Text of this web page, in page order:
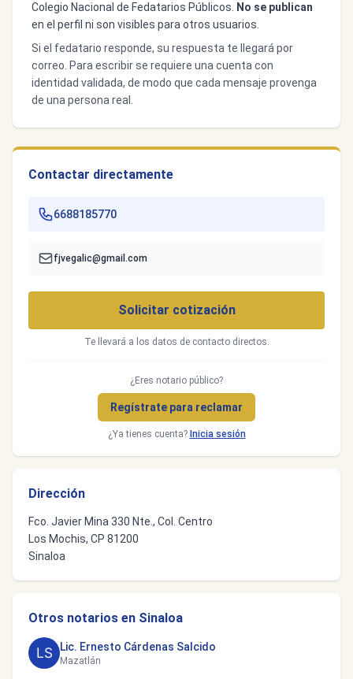
Colegio Nacional de Fedatarios Públicos.
No se publican
en el perfil ni son visibles para otros usuarios.
Si el fedatario responde, su respuesta te llegará por
correo. Para escribir se requiere una cuenta con
identidad validada, de modo que cada mensaje provenga
de una persona real.
Contactar directamente
6688185770
fjvegalic@gmail.com
Solicitar cotización
Te llevará a los datos de contacto directos.
¿Eres notario público?
Regístrate para reclamar
¿Ya tienes cuenta? Inicia sesión
Dirección
Fco. Javier Mina 330 Nte., Col. Centro
Los Mochis, CP 81200
Sinaloa
Otros notarios en Sinaloa
Lic. Ernesto Cárdenas Salcido
Mazatlán